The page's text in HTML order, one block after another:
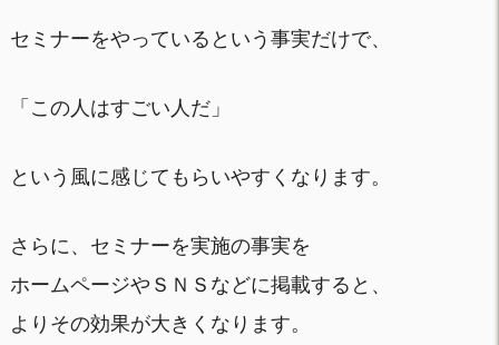
セミナーをやっているという事実だけで、
「この人はすごい人だ」
という風に感じてもらいやすくなります。
さらに、セミナーを実施の事実を
ホームページやＳＮＳなどに掲載すると、
よりその効果が大きくなります。